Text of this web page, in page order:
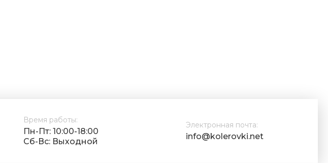
Время работы:
Пн-Пт: 10:00-18:00
Cб-Вс: Выходной
Электронная почта:
info@kolerovki.net